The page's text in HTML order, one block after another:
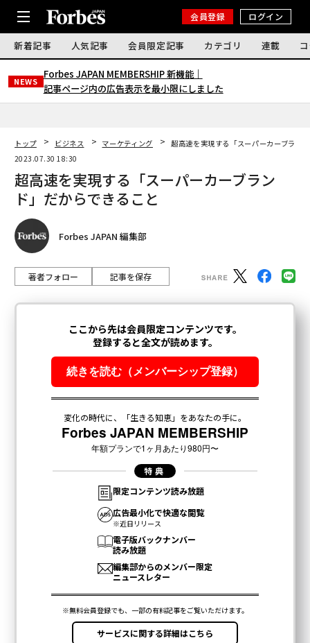
会員登録 ログイン
新着記事 人気記事 会員限定記事 カテゴリ 連載
NEWS
Forbes JAPAN MEMBERSHIP 新機能｜
記事ページ内の広告表示を最小限にしました
トップ ビジネス マーケティング
超高速を実現する「スーパーカーブラン
2023.07.30 18:30
超高速を実現する「スーパーカーブラン
ド」だからできること
Forbes JAPAN 編集部
著者フォロー 記事を保存